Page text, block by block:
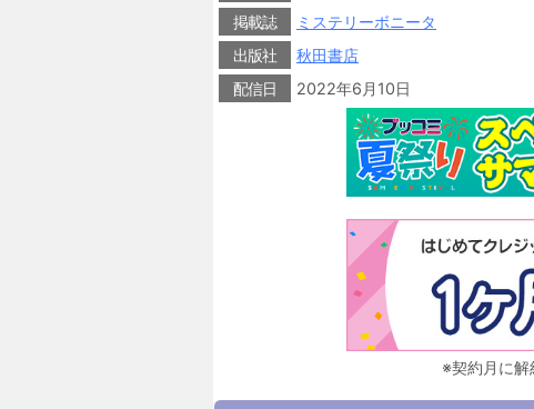
掲載誌
ミステリーボニータ
出版社
秋田書店
配信日
2022年6月10日
※契約月に解